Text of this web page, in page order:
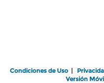
Condiciones de Uso |
Versión